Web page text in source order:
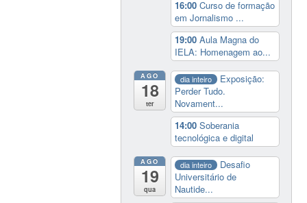
16:00Curso de formação
em Jornalismo ...
19:00Aula Magna do
IELA: Homenagem ao...
AGO
18
ter
dia inteiro
Exposição:
Perder Tudo.
Novament...
14:00Soberania
tecnológica e digital
AGO
19
qua
dia inteiro
Desafio
Universitário de
Nautide...